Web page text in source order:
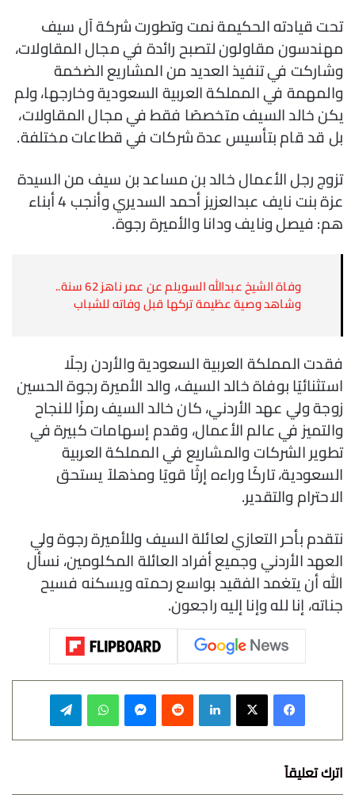
تحت قيادته الحكيمة نمت وتطورت شركة آل سيف
مهندسون مقاولون لتصبح رائدة في مجال المقاولات،
وشاركت في تنفيذ العديد من المشاريع الضخمة
والمهمة في المملكة العربية السعودية وخارجها، ولم
يكن خالد السيف متخصصًا فقط في مجال المقاولات،
بل قد قام بتأسيس عدة شركات في قطاعات مختلفة.
تزوج رجل الأعمال خالد بن مساعد بن سيف من السيدة
عزة بنت نايف عبدالعزيز أحمد السديري وأنجب 4 أبناء
هم: فيصل ونايف ودانا والأميرة رجوة.
وفاة الشيخ عبدالله السويلم عن عمر ناهز 62 سنة..
وشاهد وصية عظيمة تركها قبل وفاته للشباب
فقدت المملكة العربية السعودية والأردن رجلًا
استثنائيًا بوفاة خالد السيف، والد الأميرة رجوة الحسين
زوجة ولي عهد الأردني، كان خالد السيف رمزًا للنجاح
والتميز في عالم الأعمال، وقدم إسهامات كبيرة في
تطوير الشركات والمشاريع في المملكة العربية
السعودية، تاركًا وراءه إرثًا قويًا ومذهلاً يستحق
الاحترام والتقدير.
نتقدم بأحر التعازي لعائلة السيف وللأميرة رجوة ولي
العهد الأردني وجميع أفراد العائلة المكلومين، نسأل
الله أن يتغمد الفقيد بواسع رحمته ويسكنه فسيح
جناته، إنا لله وإنا إليه راجعون.
فيسبوك ‫X لينكدإن واتساب
اترك تعليقاً